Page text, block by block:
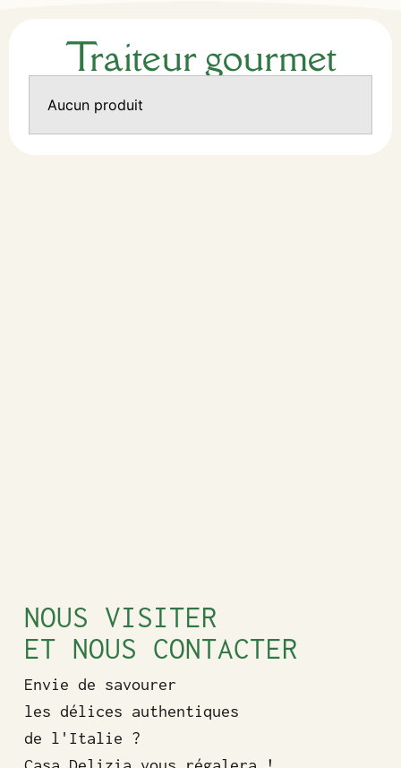
Traiteur gourmet
Aucun produit
NOUS VISITER
ET NOUS CONTACTER
Envie de savourer
les délices authentiques
de l'Italie ?